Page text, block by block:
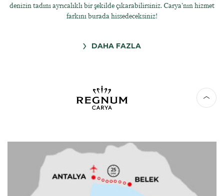
denizin tadını ayrıcalıklı bir şekilde çıkarabilirsiniz. Carya’nın hizmet
farkını burada hissedeceksiniz!
DAHA FAZLA